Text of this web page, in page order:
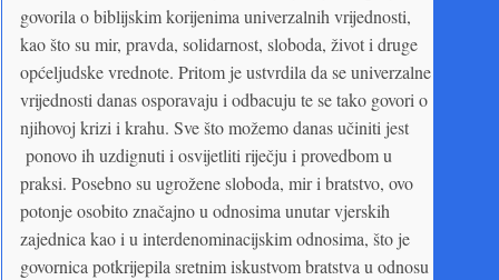
govorila o biblijskim korijenima univerzalnih vrijednosti,
kao što su mir, pravda, solidarnost, sloboda, život i druge
općeljudske vrednote. Pritom je ustvrdila da se univerzalne
vrijednosti danas osporavaju i odbacuju te se tako govori o
njihovoj krizi i krahu. Sve što možemo danas učiniti jest
ponovo ih uzdignuti i osvijetliti riječju i provedbom u
praksi. Posebno su ugrožene sloboda, mir i bratstvo, ovo
potonje osobito značajno u odnosima unutar vjerskih
zajednica kao i u interdenominacijskim odnosima, što je
govornica potkrijepila sretnim iskustvom bratstva u odnosu